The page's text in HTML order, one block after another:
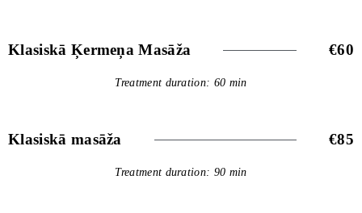
Klasiskā Ķermeņa Masāža €60
Treatment duration: 60 min
Klasiskā masāža €85
Treatment duration: 90 min